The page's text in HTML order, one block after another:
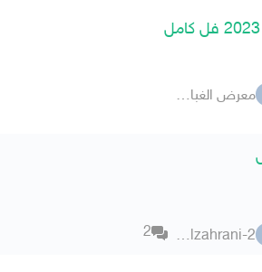
معرض الغباش للسيارات
omar alzahrani-2
2